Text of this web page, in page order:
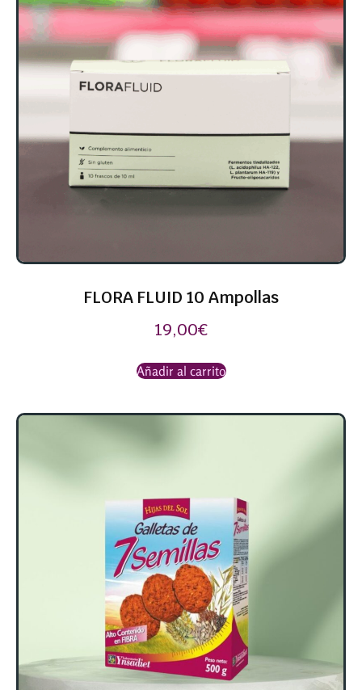
FLORA FLUID 10 Ampollas
19,00€
Añadir al carrito